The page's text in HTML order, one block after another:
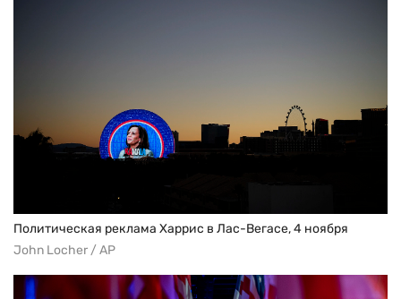
Политическая реклама Харрис в Лас-Вегасе, 4 ноября
John Locher / AP